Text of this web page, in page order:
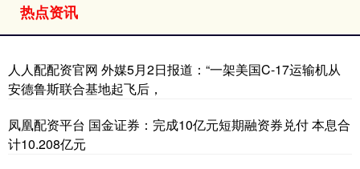
热点资讯
人人配配资官网 外媒5月2日报道：“一架美国C-17运输机从
安德鲁斯联合基地起飞后，
凤凰配资平台 国金证券：完成10亿元短期融资券兑付 本息合
计10.208亿元